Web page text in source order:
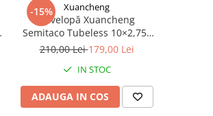
-15% Xuancheng
Anvelopă Xuancheng
Semitaco Tubeless 10×2,75–
6,5 cu gel antipana pentru
210,00 Lei179,00 Lei
IN STOC
ADAUGA IN COS